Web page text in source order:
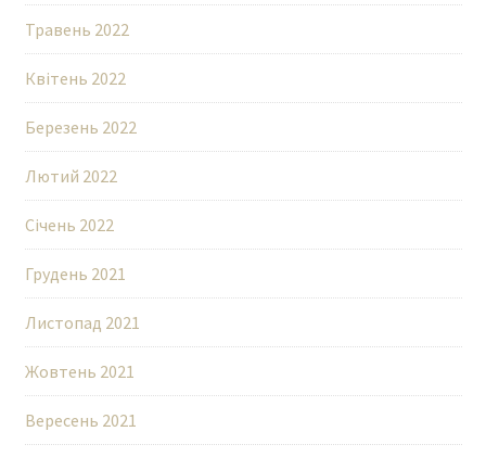
Травень 2022
Квітень 2022
Березень 2022
Лютий 2022
Січень 2022
Грудень 2021
Листопад 2021
Жовтень 2021
Вересень 2021